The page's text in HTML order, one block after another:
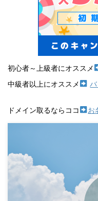
初心者～上級者にオススメ
中級者以上にオススメ
ドメイン取るならココ お